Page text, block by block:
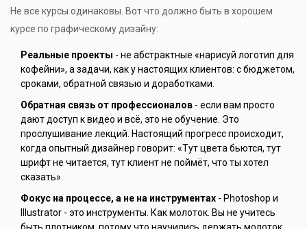
Не все курсы одинаковы. Вот что должно быть в хорошем
курсе по графическому дизайну:
Реальные проекты - не абстрактные «нарисуй логотип для
кофейни», а задачи, как у настоящих клиентов: с бюджетом,
сроками, обратной связью и доработками.
Обратная связь от профессионалов - если вам просто
дают доступ к видео и всё, это не обучение. Это
прослушивание лекций. Настоящий прогресс происходит,
когда опытный дизайнер говорит: «Тут цвета бьются, тут
шрифт не читается, тут клиент не поймёт, что ты хотел
сказать».
Фокус на процессе, а не на инструментах - Photoshop и
Illustrator - это инструменты. Как молоток. Вы не учитесь